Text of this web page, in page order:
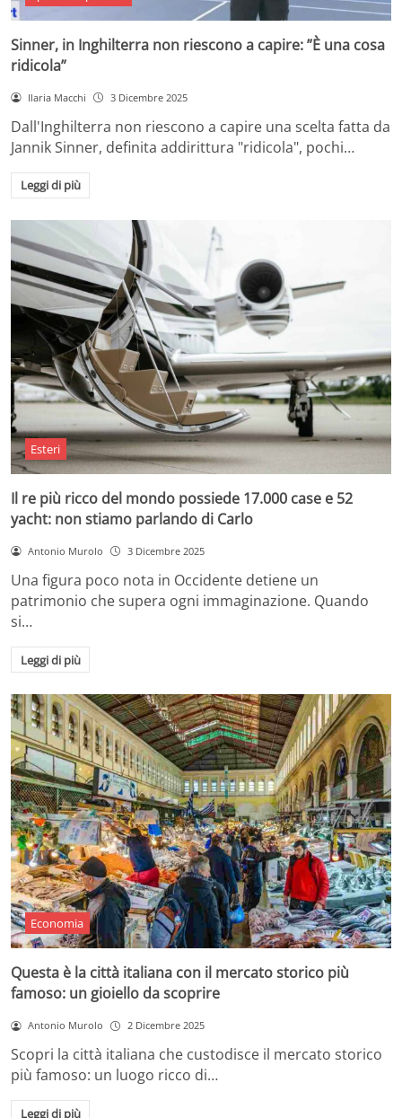
Sinner, in Inghilterra non riescono a capire: ”È una cosa
ridicola”
Ilaria Macchi 3 Dicembre 2025
Dall'Inghilterra non riescono a capire una scelta fatta da
Jannik Sinner, definita addirittura "ridicola", pochi…
Leggi di più
Esteri
Il re più ricco del mondo possiede 17.000 case e 52
yacht: non stiamo parlando di Carlo
Antonio Murolo 3 Dicembre 2025
Una figura poco nota in Occidente detiene un
patrimonio che supera ogni immaginazione. Quando
si…
Leggi di più
Economia
Questa è la città italiana con il mercato storico più
famoso: un gioiello da scoprire
Antonio Murolo 2 Dicembre 2025
Scopri la città italiana che custodisce il mercato storico
più famoso: un luogo ricco di…
Leggi di più